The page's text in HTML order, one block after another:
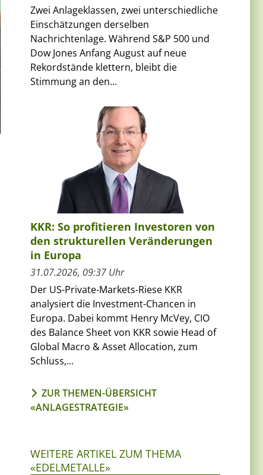
Zwei Anlageklassen, zwei unterschiedliche
Einschätzungen derselben
Nachrichtenlage. Während S&P 500 und
Dow Jones Anfang August auf neue
Rekordstände klettern, bleibt die
Stimmung an den...
KKR: So profitieren Investoren von
den strukturellen Veränderungen
in Europa
31.07.2026, 09:37 Uhr
Der US-Private-Markets-Riese KKR
analysiert die Investment-Chancen in
Europa. Dabei kommt Henry McVey, CIO
des Balance Sheet von KKR sowie Head of
Global Macro & Asset Allocation, zum
Schluss,...
ZUR THEMEN-ÜBERSICHT
«ANLAGESTRATEGIE»
WEITERE ARTIKEL ZUM THEMA
«EDELMETALLE»